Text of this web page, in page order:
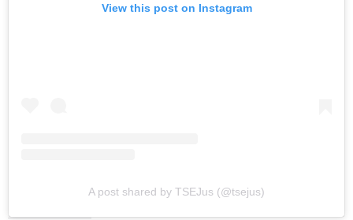
View this post on Instagram
A post shared by TSEJus (@tsejus)